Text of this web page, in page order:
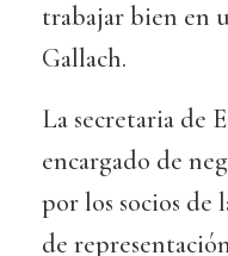
trabajar bien en
Gallach.
La secretaria de
encargado de
por los socios de
de